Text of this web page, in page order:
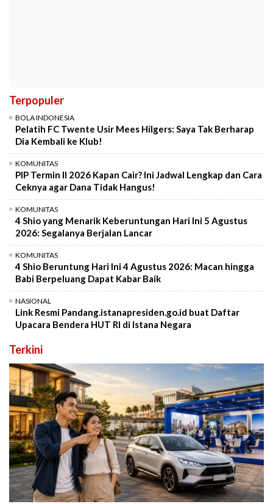
Terpopuler
BOLA INDONESIA
Pelatih FC Twente Usir Mees Hilgers: Saya Tak Berharap
Dia Kembali ke Klub!
KOMUNITAS
PIP Termin II 2026 Kapan Cair? Ini Jadwal Lengkap dan Cara
Ceknya agar Dana Tidak Hangus!
KOMUNITAS
4 Shio yang Menarik Keberuntungan Hari Ini 5 Agustus
2026: Segalanya Berjalan Lancar
KOMUNITAS
4 Shio Beruntung Hari Ini 4 Agustus 2026: Macan hingga
Babi Berpeluang Dapat Kabar Baik
NASIONAL
Link Resmi Pandang.istanapresiden.go.id buat Daftar
Upacara Bendera HUT RI di Istana Negara
Terkini